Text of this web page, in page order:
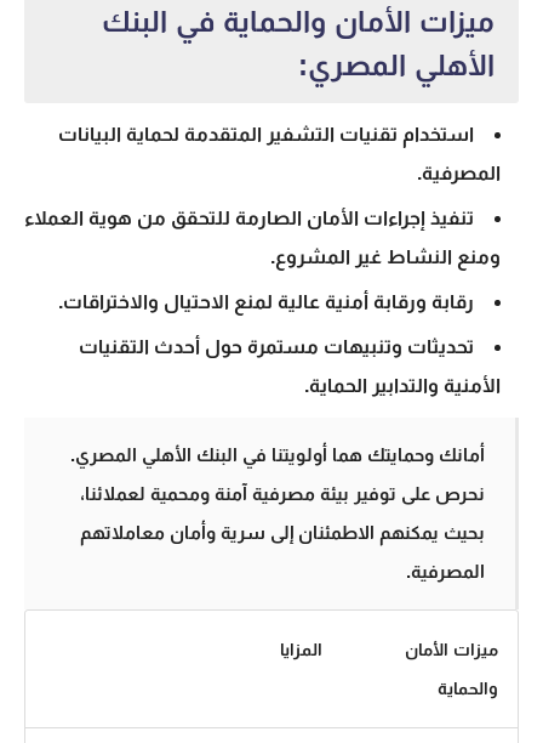
ميزات الأمان والحماية في البنك
الأهلي المصري:
استخدام تقنيات التشفير المتقدمة لحماية البيانات
المصرفية.
تنفيذ إجراءات الأمان الصارمة للتحقق من هوية العملاء
ومنع النشاط غير المشروع.
رقابة ورقابة أمنية عالية لمنع الاحتيال والاختراقات.
تحديثات وتنبيهات مستمرة حول أحدث التقنيات
الأمنية والتدابير الحماية.
أمانك وحمايتك هما أولويتنا في البنك الأهلي المصري.
نحرص على توفير بيئة مصرفية آمنة ومحمية لعملائنا،
بحيث يمكنهم الاطمئنان إلى سرية وأمان معاملاتهم
المصرفية.
ميزات الأمان
والحماية
المزايا